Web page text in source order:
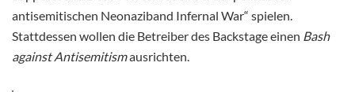
antisemitischen Neonaziband Infernal War“ spielen.
Stattdessen wollen die Betreiber des Backstage einen Bash
against Antisemitismausrichten.